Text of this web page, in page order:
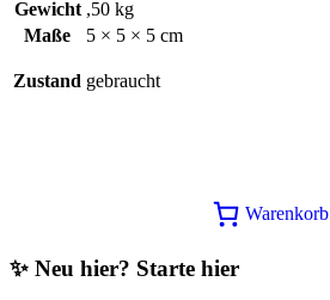
Gewicht ,50 kg
Maße
5 × 5 × 5 cm
Zustand gebraucht
Warenkorb
✨ Neu hier? Starte hier